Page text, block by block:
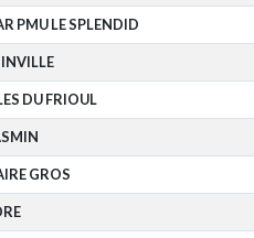
PMU LE SPLENDID
DU FRIOUL
GROS